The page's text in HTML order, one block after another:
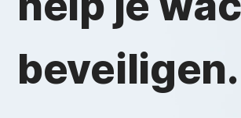
beveiligen.